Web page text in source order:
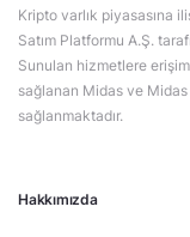
Hakkımızda
Kripto varlık piyasasına
Satım Platformu A.Ş.
Sunulan hizmetlere
sağlanan Midas ve
sağlanmaktadır.